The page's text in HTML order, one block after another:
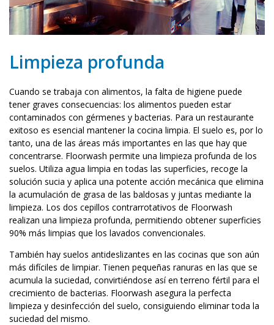
Limpieza profunda
Cuando se trabaja con alimentos, la falta de higiene puede
tener graves consecuencias: los alimentos pueden estar
contaminados con gérmenes y bacterias. Para un restaurante
exitoso es esencial mantener la cocina limpia. El suelo es, por lo
tanto, una de las áreas más importantes en las que hay que
concentrarse. Floorwash permite una limpieza profunda de los
suelos. Utiliza agua limpia en todas las superficies, recoge la
solución sucia y aplica una potente acción mecánica que elimina
la acumulación de grasa de las baldosas y juntas mediante la
limpieza. Los dos cepillos contrarrotativos de Floorwash
realizan una limpieza profunda, permitiendo obtener superficies
90% más limpias que los lavados convencionales.
También hay suelos antideslizantes en las cocinas que son aún
más difíciles de limpiar. Tienen pequeñas ranuras en las que se
acumula la suciedad, convirtiéndose así en terreno fértil para el
crecimiento de bacterias. Floorwash asegura la perfecta
limpieza y desinfección del suelo, consiguiendo eliminar toda la
suciedad del mismo.